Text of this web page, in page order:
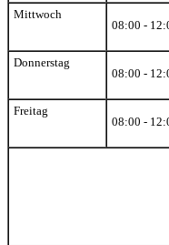
Mittwoch
08:00 -
Donnerstag
08:00 -
Freitag
08:00 -